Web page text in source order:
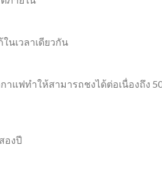
นเวลาเดียวกัน
แฟทำให้สามารถชงได้ต่อเนื่องถึง
องปี